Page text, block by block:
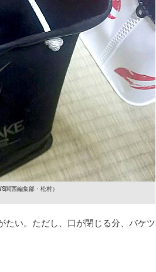
関西編集部・松村）
たい。ただし、口が閉じる分、バケツ